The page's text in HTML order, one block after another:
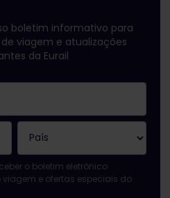
boletim informativo para
viagem e atualizações
da Eurail
mail é obrigatório!
eletrônico. Tente novamente mais
eletrônico!
termos e condições para assinar a
o boletim eletrônico
e ofertas especiais do